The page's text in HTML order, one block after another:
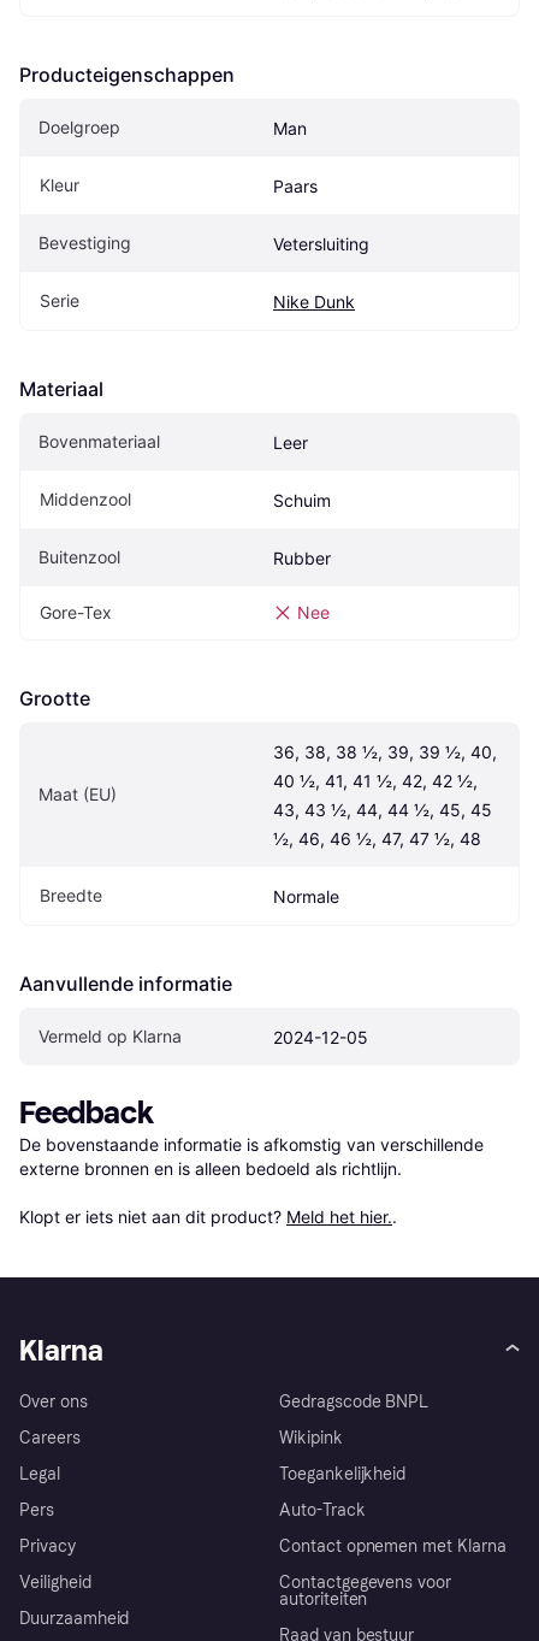
Producteigenschappen
Doelgroep Man
Kleur Paars
Bevestiging Vetersluiting
Serie Nike Dunk
Materiaal
Bovenmateriaal Leer
Middenzool Schuim
Buitenzool Rubber
Gore-Tex Nee
Grootte
Maat (EU)
36, 38, 38 ½, 39, 39 ½, 40,
40 ½, 41, 41 ½, 42, 42 ½,
43, 43 ½, 44, 44 ½, 45, 45
½, 46, 46 ½, 47, 47 ½, 48
Breedte Normale
Aanvullende informatie
Vermeld op Klarna 2024-12-05
Feedback
De bovenstaande informatie is afkomstig van verschillende
externe bronnen en is alleen bedoeld als richtlijn.
Klopt er iets niet aan dit product? Meld het hier..
Klarna
Over ons
Careers
Legal
Pers
Privacy
Veiligheid
Duurzaamheid
Gedragscode BNPL
Wikipink
Toegankelijkheid
Auto-Track
Contact opnemen met Klarna
Contactgegevens voor
autoriteiten
Raad van bestuur